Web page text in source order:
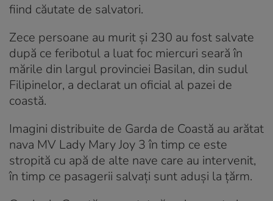
fiind căutate de salvatori.
Zece persoane au murit și 230 au fost salvate
după ce feribotul a luat foc miercuri seară în
mările din largul provinciei Basilan, din sudul
Filipinelor, a declarat un oficial al pazei de
coastă.
Imagini distribuite de Garda de Coastă au arătat
nava MV Lady Mary Joy 3 în timp ce este
stropită cu apă de alte nave care au intervenit,
în timp ce pasagerii salvați sunt aduși la țărm.